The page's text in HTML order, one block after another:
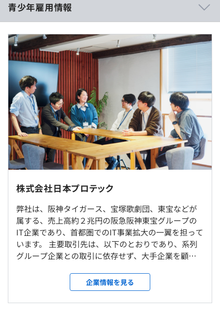
す。
自社メンバ含め必ずチームで仕事を進めるのでサポート体
制が万全であることはもちろん、意見や提案は積極的に採
用されるカルチャーのため、年齢や経験年数は問わない成
果や実績が評価されるキャリアパスが用意されています。
また、有用な技術であれば調査検討のうえで積極的に取り
入れる文化があります、同時に、先端技術ばかりではな
く、熟成した安定の技術を用いる案件もあります。
開発言語はJavaやPython、C#などを中心に使用していま
す。そのほか、OracleやMicrosoftのデータベース、AWS
などのクラウド技術を活用、開発手法にアジャイルを採り
入れるなど、使用する技術は担当するお客様やトレンドに
よって多様化していきます。
事例①点検管理システム構築：プラント点検業務のペーパ
ーレス化
事例②試作品生産管理システム構築：半導体製品の試作品
業務の効率化およびコストの見える化
事例③設備稼働監視システム構築：駅にある空調などの設
事例④販売プロモーション施策管理システム構築：販売促
進するための割引率設定や利益試算をシステム化
事例⑤ リアルタイムAI翻訳アプリ開発： 車内・館内放送
◆引越を伴う転勤／長期出張予定なし
◆取引先は京浜東北線沿線（常駐者少数、複数人チーム
制）
◆全社員の約70％は完全在宅勤務
◆入社後３か月間研修中は出社中心
◆自社内フリーアドレス（自由席）
◆休憩室（ウッド調）あり
◆服装はオフィスカジュアル
就業場所の変更範囲
超過分は別途支給いたします。（固定残業代なし）
【年収例（2025年度実績）】
◆5,600,000円 / 新卒入社3年目・リーダー
◆6,500,000円 / 新卒入社5年目・主任
（※ 想定年収は年収提示額を保証するものではありません）
固定時間制（9:00～17:30など）
または
時差勤務制（1日7時間45分、1か月あたり155時間）
休憩時間：45～60分
平均残業時間：平均12時間／月（2025年度実績）
完全週休２日制（土曜日、日曜日、祝日）
その他（GW、お盆、年末年始は長期連休）
【休日】
青少年雇用情報
過去３年間の新卒採用者数・離職者数
前年度 採用者数6人 離職者数0人
2年度前 採用者数5人 離職者数1人
3年度前 採用者数7人 離職者数2人
過去３年間の新卒採用者数の男女別人数
前年度 男性4人 女性2人
2年度前 男性3人 女性2人
3年度前 男性5人 女性2人
平均勤続年数
13.0年
研修の有無及び内容
◆入社２年目／３年目対象
ITスキル教育、ビジネススキル教育
◆リーダー職対象
チームビルディング研修、プロジェクトリーダー研修、マ
株式会社日本プロテック
弊社は、阪神タイガース、宝塚歌劇団、東宝などが
属する、売上高約２兆円の阪急阪神東宝グループの
IT企業であり、首都圏でのIT事業拡大の一翼を担って
います。 主要取引先は、以下のとおりであり、系列
グループ企業との取引に依存せず、大手企業を顧客
の直接かつ継続的な取引を通じて、社会に貢献し続
ェアトップクラス半導体メーカー） ◆東芝グループ
企業情報を見る